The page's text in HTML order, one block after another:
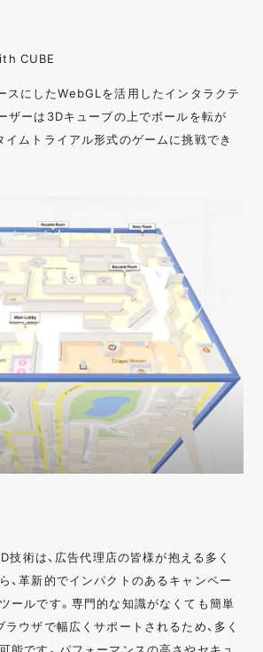
CUBE
にしたWebGLを活用したインタラクテ
ザーは3Dキューブの上でボールを転が
イムトライアル形式のゲームに挑戦でき
術は、広告代理店の皆様が抱える多く
、革新的でインパクトのあるキャンペー
ールです。専門的な知識がなくても簡単
ラウザで幅広くサポートされるため、多く